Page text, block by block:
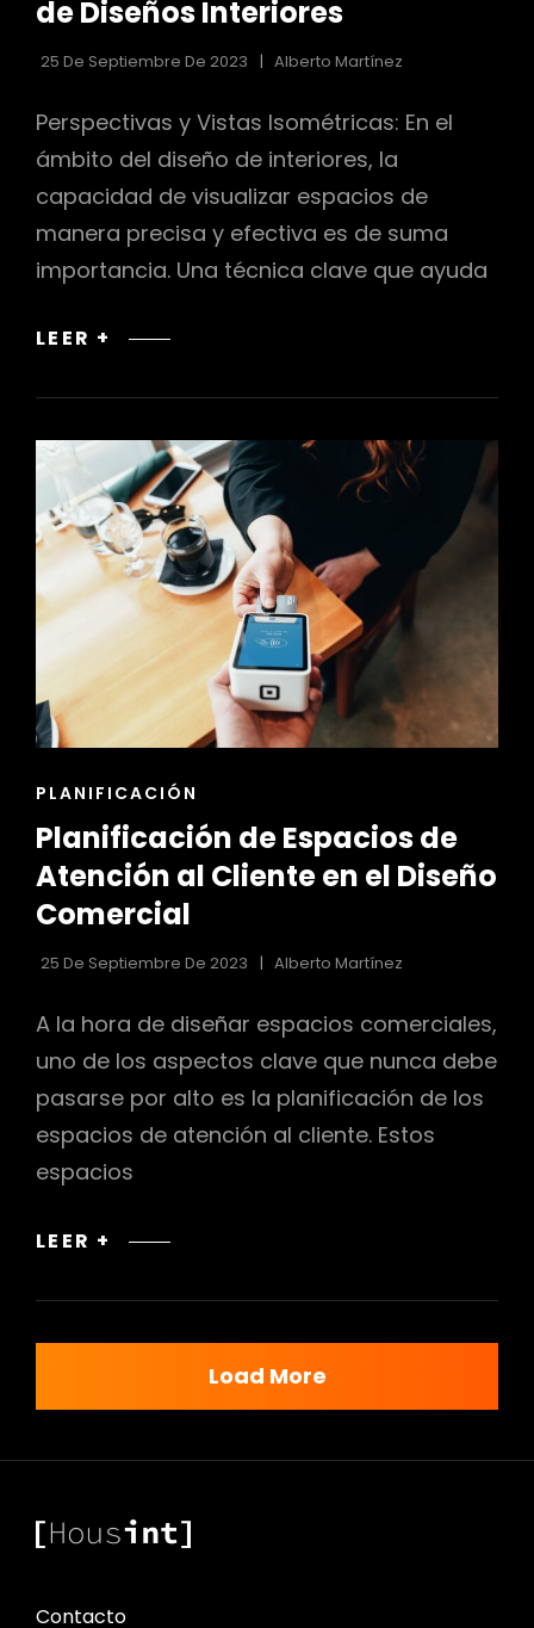
de Diseños Interiores
25 De Septiembre De 2023 Alberto Martínez
Perspectivas y Vistas Isométricas: En el
ámbito del diseño de interiores, la
capacidad de visualizar espacios de
manera precisa y efectiva es de suma
importancia. Una técnica clave que ayuda
LEER +
PERSPECTIVAS
VISTAS
LA
VISUALIZACIÓN
DE
DISEÑOS
INTERIORES
ENLACES
LAS
CATEGORÍAS
PLANIFICACIÓN
Planificación de Espacios de
Atención al Cliente en el Diseño
Comercial
25 De Septiembre De 2023 Alberto Martínez
A la hora de diseñar espacios comerciales,
uno de los aspectos clave que nunca debe
pasarse por alto es la planificación de los
espacios de atención al cliente. Estos
espacios
LEER +
PLANIFICACIÓN
ESPACIOS
CLIENTE
COMERCIAL
Load More
Contacto